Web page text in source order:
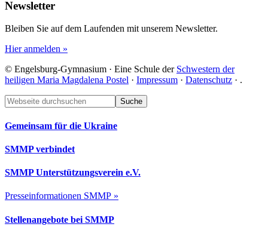
Newsletter
Bleiben Sie auf dem Laufenden mit unserem Newsletter.
Hier anmelden »
© Engelsburg-Gymnasium · Eine Schule der Schwestern der
heiligen Maria Magdalena Postel · Impressum · Datenschutz · .
Footer
Webseite
durchsuchen
Gemeinsam für die Ukraine
SMMP verbindet
SMMP Unterstützungsverein e.V.
Presseinformationen SMMP »
Stellenangebote bei SMMP